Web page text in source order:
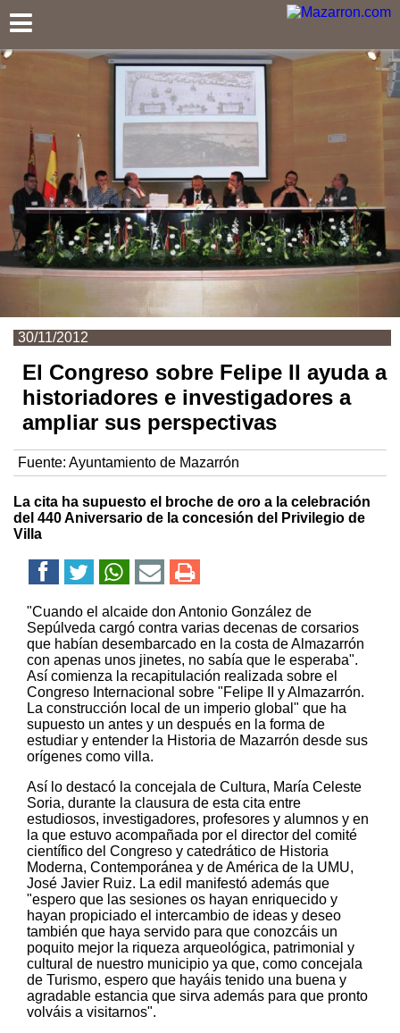
30/11/2012
El Congreso sobre Felipe II ayuda a
historiadores e investigadores a
ampliar sus perspectivas
Fuente: Ayuntamiento de Mazarrón
La cita ha supuesto el broche de oro a la celebración
del 440 Aniversario de la concesión del Privilegio de
Villa
"Cuando el alcaide don Antonio González de
Sepúlveda cargó contra varias decenas de corsarios
que habían desembarcado en la costa de Almazarrón
con apenas unos jinetes, no sabía que le esperaba".
Así comienza la recapitulación realizada sobre el
Congreso Internacional sobre "Felipe II y Almazarrón.
La construcción local de un imperio global" que ha
supuesto un antes y un después en la forma de
estudiar y entender la Historia de Mazarrón desde sus
orígenes como villa.
Así lo destacó la concejala de Cultura, María Celeste
Soria, durante la clausura de esta cita entre
estudiosos, investigadores, profesores y alumnos y en
la que estuvo acompañada por el director del comité
científico del Congreso y catedrático de Historia
Moderna, Contemporánea y de América de la UMU,
José Javier Ruiz. La edil manifestó además que
"espero que las sesiones os hayan enriquecido y
hayan propiciado el intercambio de ideas y deseo
también que haya servido para que conozcáis un
poquito mejor la riqueza arqueológica, patrimonial y
cultural de nuestro municipio ya que, como concejala
de Turismo, espero que hayáis tenido una buena y
agradable estancia que sirva además para que pronto
volváis a visitarnos".